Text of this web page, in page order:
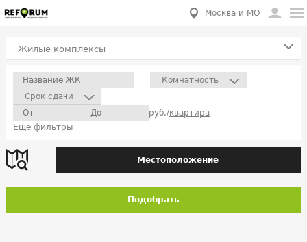
Москва и МО
Жилые комплексы
Комнатность
Срок сдачи
руб./квартира
Ещё фильтры
Местоположение
Подобрать